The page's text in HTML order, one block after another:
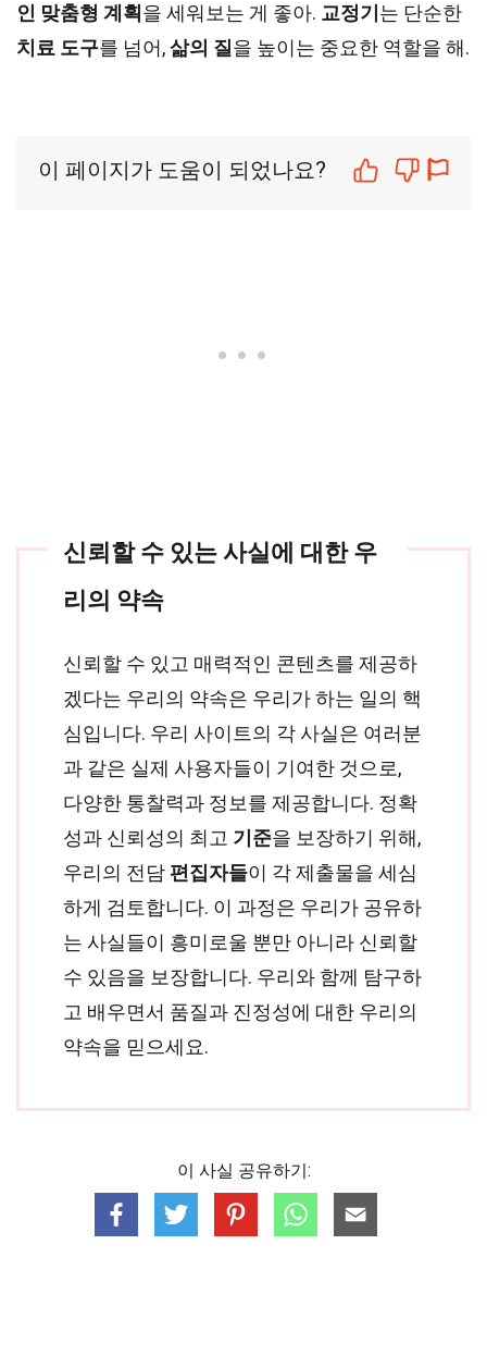
인 맞춤형 계획 을 세워보는 게 좋아. 교정기 는 단순한
치료 도구를 넘어,삶의 질 을 높이는 중요한 역할을 해.
이 페이지가 도움이 되었나요?
신뢰할 수 있는 사실에 대한 우
리의 약속
신뢰할 수 있고 매력적인 콘텐츠를 제공하
겠다는 우리의 약속은 우리가 하는 일의 핵
심입니다. 우리 사이트의 각 사실은 여러분
과 같은 실제 사용자들이 기여한 것으로,
다양한 통찰력과 정보를 제공합니다. 정확
성과 신뢰성의 최고 기준을 보장하기 위해,
우리의 전담 편집자들이 각 제출물을 세심
하게 검토합니다. 이 과정은 우리가 공유하
는 사실들이 흥미로울 뿐만 아니라 신뢰할
수 있음을 보장합니다. 우리와 함께 탐구하
고 배우면서 품질과 진정성에 대한 우리의
약속을 믿으세요.
이 사실 공유하기: